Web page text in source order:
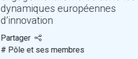
dynamiques européennes
d’innovation
Partager
# Pôle et ses membres